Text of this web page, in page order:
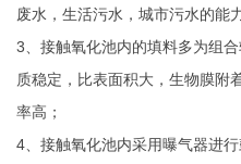
废水，生活污水，城市污水的能
3、接触氧化池内的填料多为组
质稳定，比表面积大，生物膜附
率高；
4、接触氧化池内采用曝气器进